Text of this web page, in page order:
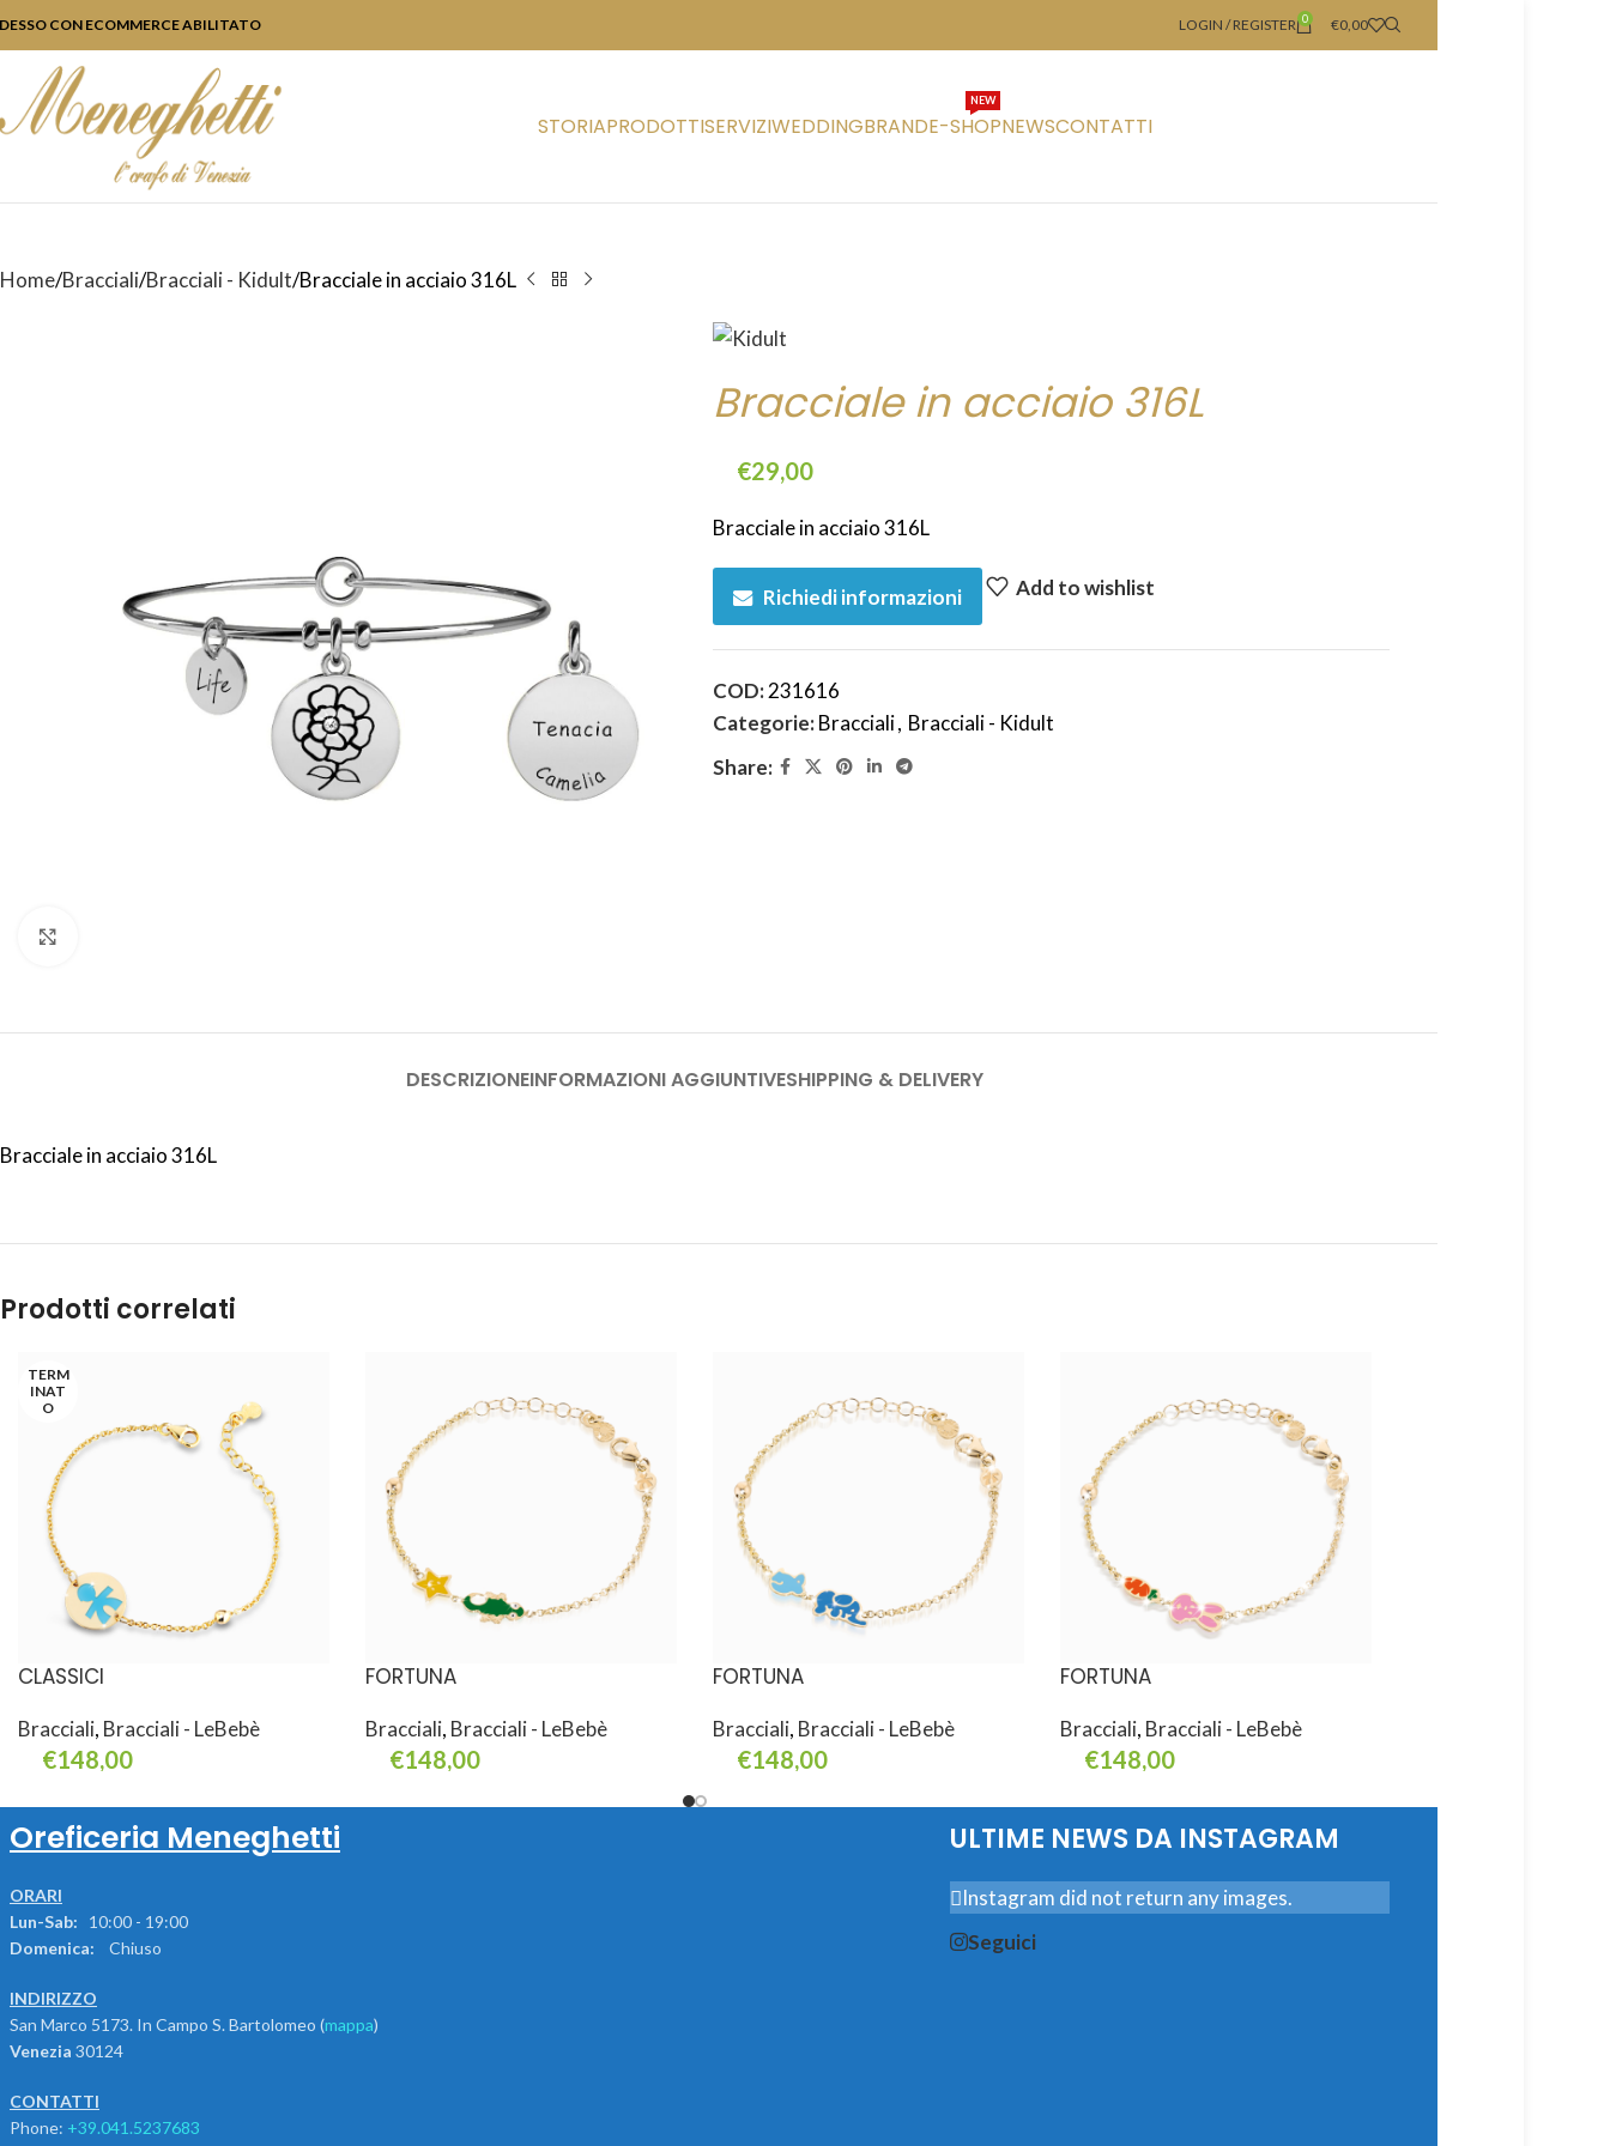
CON ECOMMERCE ABILITATO LOGIN / REGISTER 0 €0,00
STORIAPRODOTTISERVIZIWEDDINGBRANDE-SHOP
NEW
NEWSCONTATTI
Home Bracciali Bracciali - Kidult Bracciale in acciaio 316L
Bracciale in acciaio 316L
€29,00
Bracciale in acciaio 316L
Richiedi informazioni Add to wishlist
COD:231616
Categorie:Bracciali, Bracciali - Kidult
Share:
DESCRIZIONEINFORMAZIONI AGGIUNTIVESHIPPING & DELIVERY
Bracciale in acciaio 316L
Prodotti correlati
TERM
INAT
O
CLASSICI
Bracciali, Bracciali - LeBebè
€148,00
FORTUNA
Bracciali, Bracciali - LeBebè
€148,00
FORTUNA
Bracciali, Bracciali - LeBebè
€148,00
FORTUNA
Bracciali, Bracciali - LeBebè
€148,00
Oreficeria Meneghetti
ORARI
Lun-Sab: 10:00 - 19:00
Domenica:
Chiuso
INDIRIZZO
San Marco 5173. In Campo S. Bartolomeo (mappa)
Venezia 30124
CONTATTI
Phone: +39.041.5237683
ULTIME NEWS DA INSTAGRAM
Instagram did not return any images.
Seguici